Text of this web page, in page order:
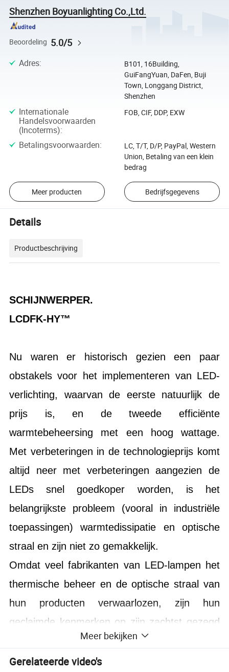
Shenzhen Boyuanlighting Co.,Ltd.
Beoordeling 5.0/5
Adres:
B101, 16Building,
GuiFangYuan, DaFen, Buji
Town, Longgang District,
Shenzhen
Internationale
Handelsvoorwaarden
(Incoterms):
FOB, CIF, DDP, EXW
Betalingsvoorwaarden:
LC, T/T, D/P, PayPal, Western
Union, Betaling van een klein
bedrag
Meer producten Bedrijfsgegevens
Details
Productbeschrijving
SCHIJNWERPER.
LCDFK-HY™
Nu waren er historisch gezien een paar
obstakels voor het implementeren van LED-
verlichting, waarvan de eerste natuurlijk de
prijs is, en de tweede efficiënte
warmtebeheersing met een hoog wattage.
Met verbeteringen in de technologieprijs komt
altijd neer met verbeteringen aangezien de
LEDs snel goedkoper worden, is het
belangrijkste probleem (vooral in industriële
toepassingen) warmtedissipatie en optische
straal en zijn niet zo gemakkelijk.
Omdat veel fabrikanten van LED-lampen het
thermische beheer en de optische straal van
hun producten verwaarlozen, zijn hun
geclaimde kenmerken op zijn zachtst gezegd
onbetrouwbaar. Veel armaturen die u zult
vinden falen ruim voor de fabrikant verklaarde
Meer bekijken
Gerelateerde video's